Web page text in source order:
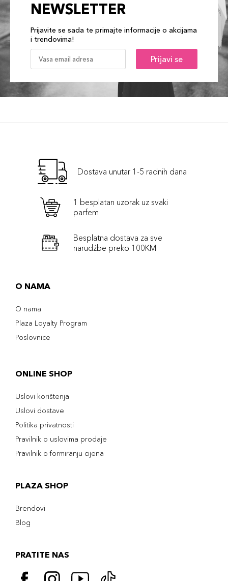
NEWSLETTER
Prijavite se sada te primajte informacije o akcijama
i trendovima!
Prijavi se
Dostava unutar 1-5 radnih dana
1 besplatan uzorak uz svaki
parfem
Besplatna dostava za sve
narudźbe preko 100KM
O NAMA
O nama
Plaza Loyalty Program
Poslovnice
ONLINE SHOP
Uslovi korištenja
Uslovi dostave
Politika privatnosti
Pravilnik o uslovima prodaje
Pravilnik o formiranju cijena
PLAZA SHOP
Brendovi
Blog
PRATITE NAS